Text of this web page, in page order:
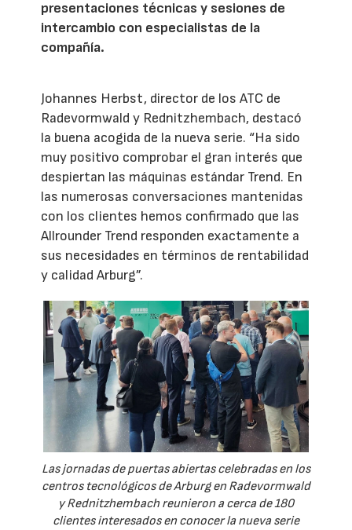
presentaciones técnicas y sesiones de
intercambio con especialistas de la
compañía.
Johannes Herbst, director de los ATC de
Radevormwald y Rednitzhembach, destacó
la buena acogida de la nueva serie. “Ha sido
muy positivo comprobar el gran interés que
despiertan las máquinas estándar Trend. En
las numerosas conversaciones mantenidas
con los clientes hemos confirmado que las
Allrounder Trend responden exactamente a
sus necesidades en términos de rentabilidad
y calidad Arburg”.
Las jornadas de puertas abiertas celebradas en los
centros tecnológicos de Arburg en Radevormwald
y Rednitzhembach reunieron a cerca de 180
clientes interesados en conocer la nueva serie